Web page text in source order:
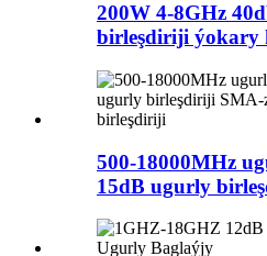
200W 4-8GHz
birleşdiriji ýokary
500-18000MHz
15dB ugurly